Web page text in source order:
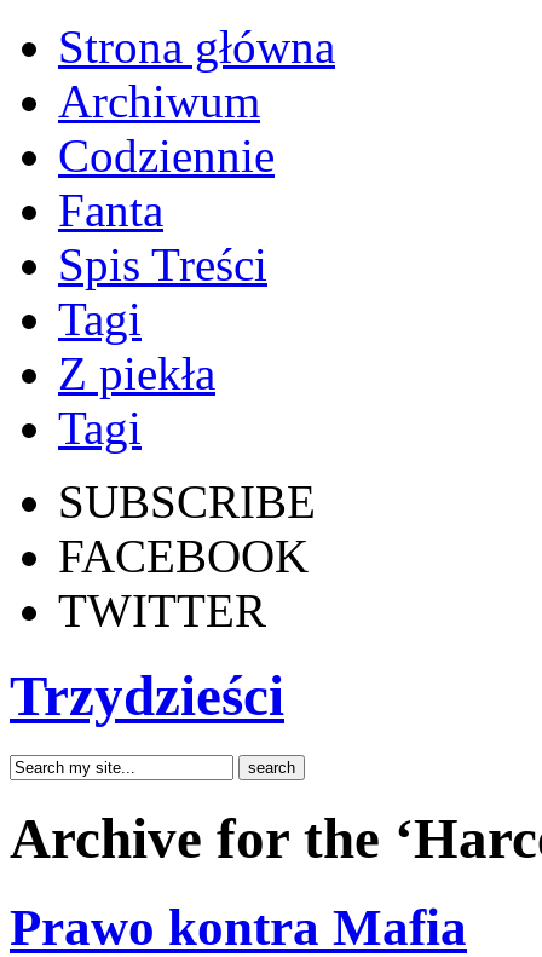
Strona główna
Archiwum
Codziennie
Fanta
Spis Treści
Tagi
Z piekła
Tagi
SUBSCRIBE
FACEBOOK
TWITTER
Trzydzieści
Archive for the
Prawo kontra Mafia